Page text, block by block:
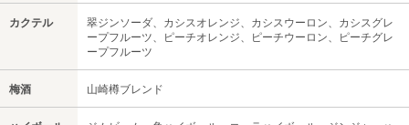
カクテル
翠ジンソーダ、カシスオレンジ、カシスウーロン、カシスグレ
ープフルーツ、ピーチオレンジ、ピーチウーロン、ピーチグレ
ープフルーツ
梅酒 山崎樽ブレンド